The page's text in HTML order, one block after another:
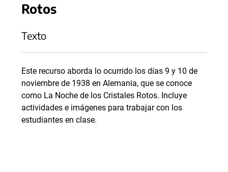
Rotos
Texto
Este recurso aborda lo ocurrido los días 9 y 10 de
noviembre de 1938 en Alemania, que se conoce
como La Noche de los Cristales Rotos. Incluye
actividades e imágenes para trabajar con los
estudiantes en clase.